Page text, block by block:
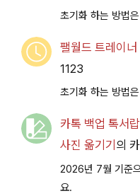
초기화 하는 방법
팰월드 트레이
1123
초기화 하는 방법
카톡 백업 톡서
사진 옮기기 의 카
2026년 7월 기준
요.